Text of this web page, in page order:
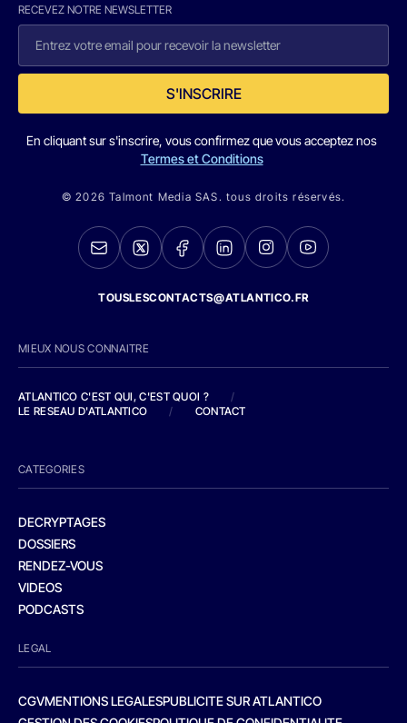
RECEVEZ NOTRE NEWSLETTER
S'INSCRIRE
En cliquant sur s'inscrire, vous confirmez que vous acceptez nos
Termes et Conditions
© 2026 Talmont Media SAS. tous droits réservés.
TOUSLESCONTACTS@ATLANTICO.FR
MIEUX NOUS CONNAITRE
ATLANTICO C'EST QUI, C'EST QUOI ?
/
LE RESEAU D'ATLANTICO
/ CONTACT
CATEGORIES
DECRYPTAGES
DOSSIERS
RENDEZ-VOUS
VIDEOS
PODCASTS
LEGAL
CGVMENTIONS LEGALESPUBLICITE SUR ATLANTICO